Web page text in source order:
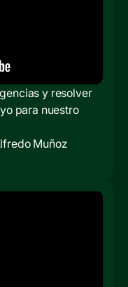
y resolver
para nuestro
Muñoz